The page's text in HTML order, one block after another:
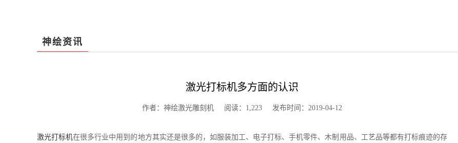
神绘资讯
激光打标机多方面的认识
作者：神绘激光雕刻机 阅读：1,223 发布时间：2019-04-12
激光打标机在很多行业中用到的地方其实还是很多的，如服装加工、电子打标、手机零件、木制用品、工艺品等都有打标痕迹的存